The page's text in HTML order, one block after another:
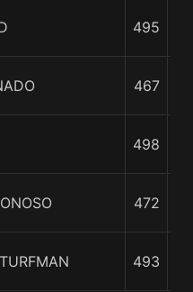
495
467
498
472
493